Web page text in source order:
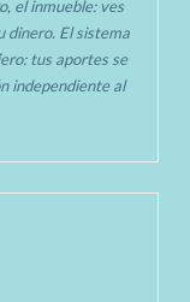
el inmueble: ves
dinero. El sistema
tus aportes se
independiente al